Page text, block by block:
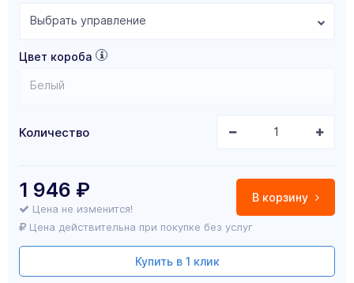
Выбрать управление
Цвет короба
Белый
Количество
В корзину
1 946 ₽
Цена не изменится!
Цена действительна при покупке без услуг
Купить в 1 клик